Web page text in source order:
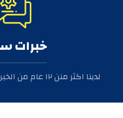
خبرات
لدينا اكثر منن ١٢ عام من الخبرة فى مجالات التسليك